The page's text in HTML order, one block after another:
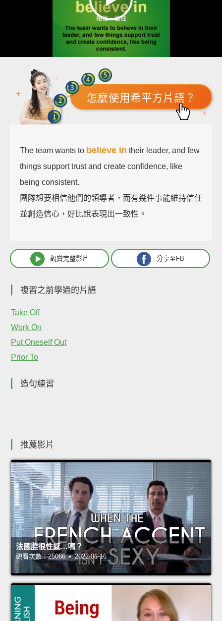
怎麼使用希平方片語？
The team wants to believe in their leader, and few
things support trust and create confidence, like
being consistent.
團隊想要相信他們的領導者，而有幾件事能維持信任
並創造信心，好比說表現出一致性。
觀賞完整影片 分享至FB
複習之前學過的片語
Take Off
Work On
Put Oneself Out
Prior To
造句練習
推薦影片
法國腔很性感…嗎？
觀看次數：25066 • 2022-06-16